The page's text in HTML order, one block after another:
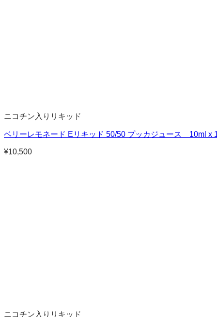
ニコチン入りリキッド
ベリーレモネード Eリキッド 50/50 プッカジュース 10ml x
¥10,500
ニコチン入りリキッド